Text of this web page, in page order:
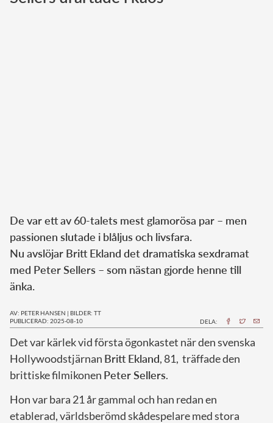
Monacos furstehus
De var ett av 60-talets mest glamorösa par – men
passionen slutade i blåljus och livsfara.
Nu avslöjar Britt Ekland det dramatiska sexdramat
med Peter Sellers – som nästan gjorde henne till
änka.
AV: PETER HANSEN | BILDER: TT
PUBLICERAD: 2025-08-10
DELA:
Det var kärlek vid första ögonkastet när den svenska
Hollywoodstjärnan Britt Ekland, 81, träffade den
brittiske filmikonen Peter Sellers.
Hon var bara 21 år gammal och han redan en
etablerad, världsberömd skådespelare med stora